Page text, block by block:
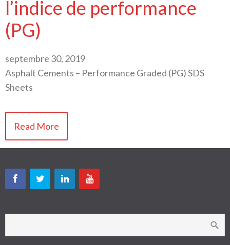
l’indice de performance
(PG)
septembre 30, 2019
Asphalt Cements – Performance Graded (PG) SDS
Sheets
Read More